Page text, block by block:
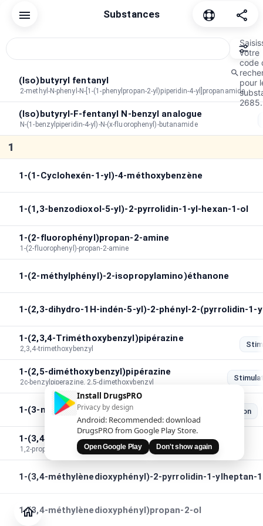
Substances
Réinitialiser Commun Cannabinoïdes Dépresseur
votre
code
pour
Ordre de tri Par pic
Durée maximale: ∞
Durée totale:∞
Recherche dans les effets
(Iso)butyryl fentanyl
2-methyl-N-phenyl-N-[1-(1-phenylpropan-2-yl)piperidin-4-yl]propanamide
(Iso)butyryl-F-fentanyl N-benzyl analogue
N-(1-benzylpiperidin-4-yl)-N-(x-fluorophenyl)-butanamide
1
1-(1-Cyclohexén-1-yl)-4-méthoxybenzène
1-(1,3-benzodioxol-5-yl)-2-pyrrolidin-1-yl-hexan-1-ol
1-(2-fluorophényl)propan-2-amine
1-(2-fluorophenyl)-propan-2-amine
1-(2-méthylphényl)-2-isopropylamino)éthanone
1-(2,3-dihydro-1H-indén-5-yl)-2-phényl-2-(pyrrolidin-1-
1-(2,3,4-Triméthoxybenzyl)pipérazine
2,3,4-trimethoxybenzyl
1-(2,5-diméthoxybenzyl)pipérazine
2c-benzylpiperazine, 2,5-dimethoxybenzyl
1-(3-méthylbenzyl)pipérazine Stimulation
1-(3,4-méthylènedioxy)phényl-1,2-propanedione
1,2-propanedione,1-(3,4-methylenedioxy)phenyl
1-(3,4-méthylènedioxyphényl)-2-pyrrolidin-1-ylheptan-
1-(3,4-méthylènedioxyphényl)propan-2-ol
Install DrugsPRO
Privacy by design
Android: Recommended: download
DrugsPRO from Google Play Store.
Open Google Play Don't show again